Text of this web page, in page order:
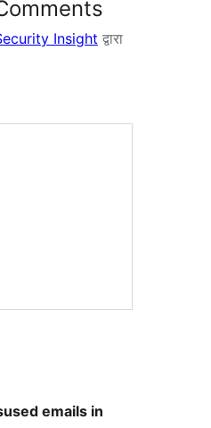
Insight द्वारा
emails in